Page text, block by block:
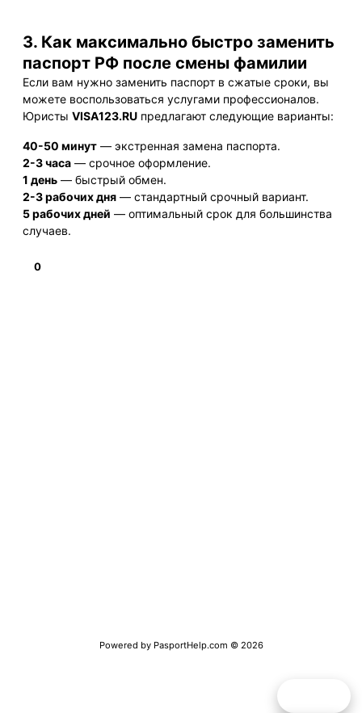
3. Как максимально быстро заменить
паспорт РФ после смены фамилии
Если вам нужно заменить паспорт в сжатые сроки, вы
можете воспользоваться услугами профессионалов.
Юристы VISA123.RU предлагают следующие варианты:
40-50 минут — экстренная замена паспорта.
2-3 часа — срочное оформление.
1 день — быстрый обмен.
2-3 рабочих дня — стандартный срочный вариант.
5 рабочих дней — оптимальный срок для большинства
случаев.
0
Powered by PasportHelp.com © 2026